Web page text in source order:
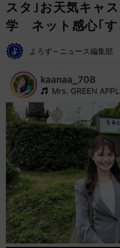
スタ｣お天気キャ
学 ネット感心｢す
よろず～ニュース編集部